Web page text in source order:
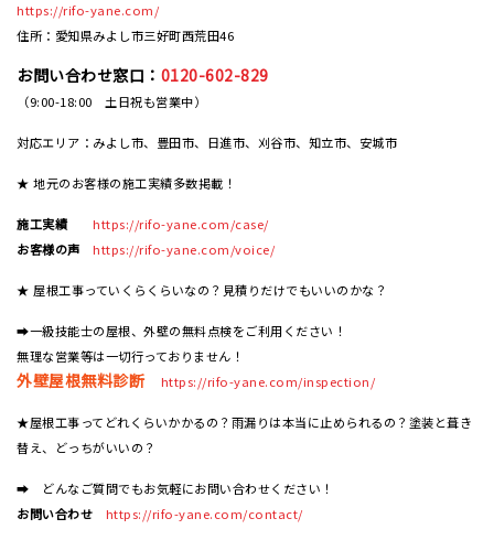
https://rifo-yane.com/
住所：愛知県みよし市三好町西荒田46
お問い合わせ窓口： 0120-602-829
（9:00-18:00 土日祝も営業中）
対応エリア：みよし市、豊田市、日進市、刈谷市、知立市、安城市
★ 地元のお客様の施工実績多数掲載！
施工実績
https://rifo-yane.com/case/
お客様の声
https://rifo-yane.com/voice/
★ 屋根工事っていくらくらいなの？見積りだけでもいいのかな？
➡一級技能士の屋根、外壁の無料点検をご利用ください！
無理な営業等は一切行っておりません！
外壁屋根無料診断 https://rifo-yane.com/inspection/
★屋根工事ってどれくらいかかるの？雨漏りは本当に止められるの？塗装と葺き
替え、どっちがいいの？
➡ どんなご質問でもお気軽にお問い合わせください！
お問い合わせ
https://rifo-yane.com/contact/